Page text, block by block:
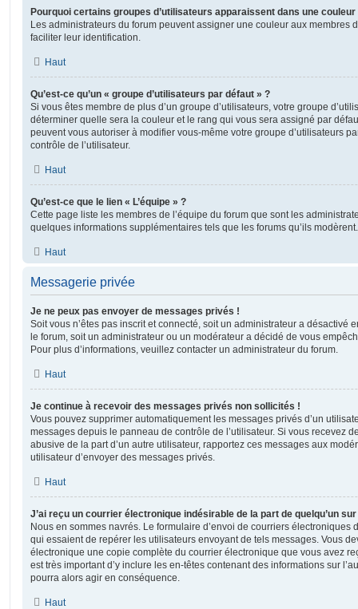
Pourquoi certains groupes d’utilisateurs apparaissent dans une
Les administrateurs du forum peuvent assigner une couleur aux membres
faciliter leur identification.
Haut
Qu’est-ce qu’un « groupe d’utilisateurs par défaut » ?
Si vous êtes membre de plus d’un groupe d’utilisateurs, votre groupe
déterminer quelle sera la couleur et le rang qui vous sera assigné par
peuvent vous autoriser à modifier vous-même votre groupe d’utilisateurs
contrôle de l’utilisateur.
Haut
Qu’est-ce que le lien « L’équipe » ?
Cette page liste les membres de l’équipe du forum que sont les
quelques informations supplémentaires tels que les forums qu’ils modèrent.
Haut
Messagerie privée
Je ne peux pas envoyer de messages privés !
Soit vous n’êtes pas inscrit et connecté, soit un administrateur a désactivé
le forum, soit un administrateur ou un modérateur a décidé de vous
Pour plus d’informations, veuillez contacter un administrateur du forum.
Haut
Je continue à recevoir des messages privés non sollicités !
Vous pouvez supprimer automatiquement les messages privés d’un
messages depuis le panneau de contrôle de l’utilisateur. Si vous recevez
abusive de la part d’un autre utilisateur, rapportez ces messages aux
utilisateur d’envoyer des messages privés.
Haut
J’ai reçu un courrier électronique indésirable de la part de quelqu’un
Nous en sommes navrés. Le formulaire d’envoi de courriers électroniques
qui essaient de repérer les utilisateurs envoyant de tels messages. Vous
électronique une copie complète du courrier électronique que vous avez
est très important d’y inclure les en-têtes contenant des informations sur
pourra alors agir en conséquence.
Haut